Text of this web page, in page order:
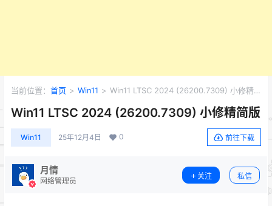
当前位置： 首页 > Win11 > Win11 LTSC 2024 (26200.7309) 小修精
Win11 LTSC 2024 (26200.7309) 小修精简版
Win11 25年12月4日 0 前往下载
月情
网络管理员
关注 私信